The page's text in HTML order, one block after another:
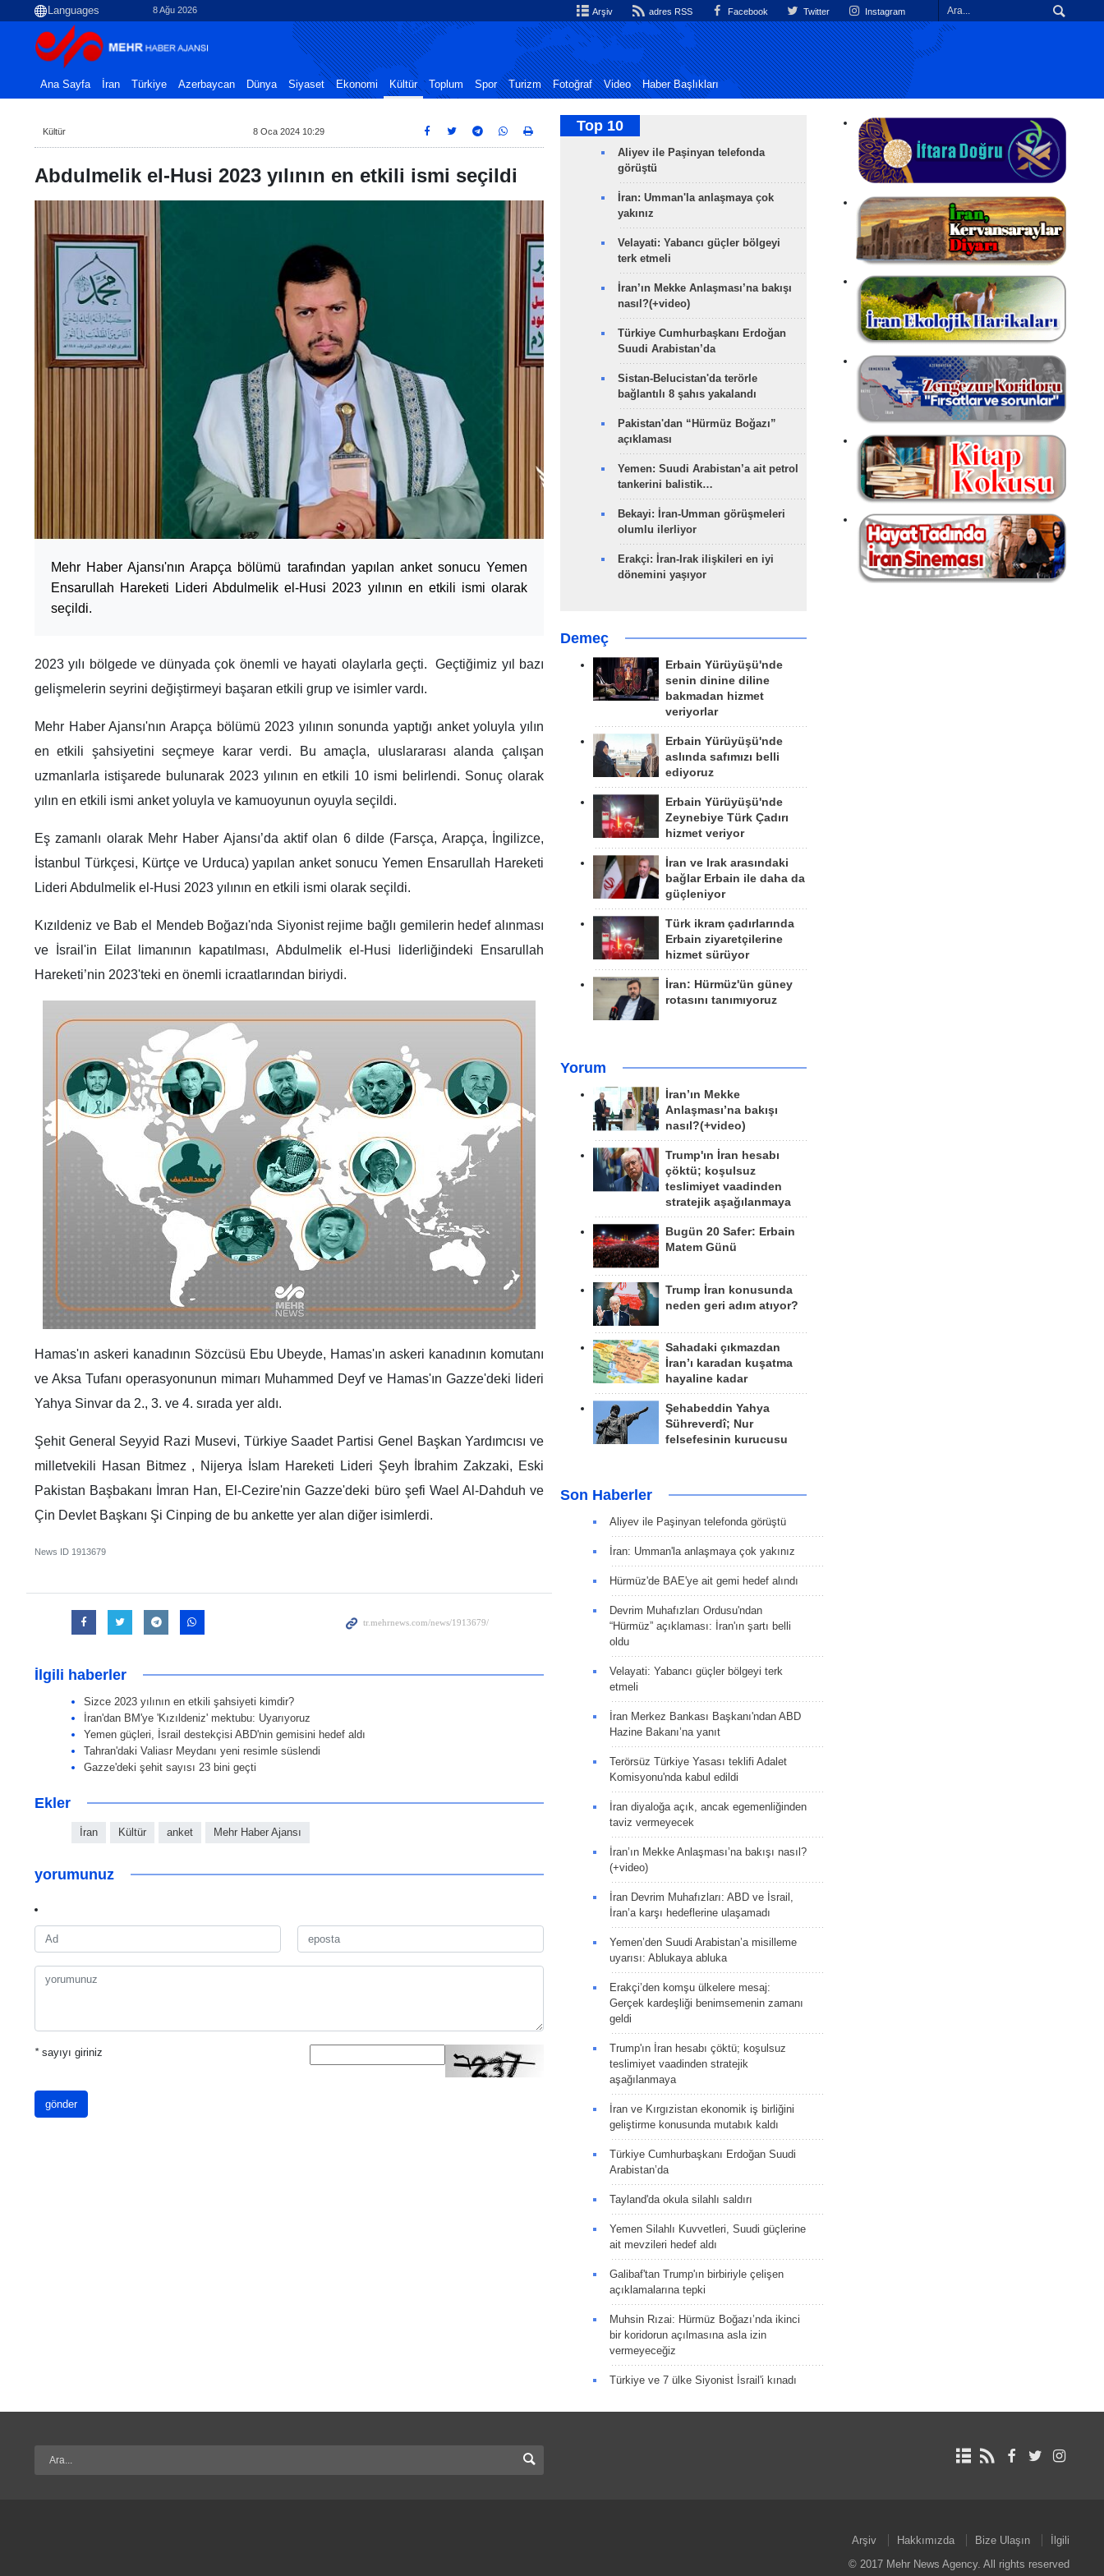
8 Ağu 2026 Arşiv adres RSS Facebook Twitter Instagram
Ana Sayfa İran Türkiye Azerbaycan Dünya Siyaset Ekonomi Kültür Toplum Spor Turizm Fotoğraf Video Haber Başlıkları
Kültür 8 Oca 2024 10:29
Abdulmelik el-Husi 2023 yılının en etkili ismi seçildi
Mehr Haber Ajansı'nın Arapça bölümü tarafından yapılan anket sonucu Yemen
Ensarullah Hareketi Lideri Abdulmelik el-Husi 2023 yılının en etkili ismi olarak
seçildi.
2023 yılı bölgede ve dünyada çok önemli ve hayati olaylarla geçti. Geçtiğimiz yıl bazı
gelişmelerin seyrini değiştirmeyi başaran etkili grup ve isimler vardı.
Mehr Haber Ajansı'nın Arapça bölümü 2023 yılının sonunda yaptığı anket yoluyla yılın
en etkili şahsiyetini seçmeye karar verdi. Bu amaçla, uluslararası alanda çalışan
uzmanlarla istişarede bulunarak 2023 yılının en etkili 10 ismi belirlendi. Sonuç olarak
yılın en etkili ismi anket yoluyla ve kamuoyunun oyuyla seçildi.
Eş zamanlı olarak Mehr Haber Ajansı’da aktif olan 6 dilde (Farsça, Arapça, İngilizce,
İstanbul Türkçesi, Kürtçe ve Urduca) yapılan anket sonucu Yemen Ensarullah Hareketi
Lideri Abdulmelik el-Husi 2023 yılının en etkili ismi olarak seçildi.
Kızıldeniz ve Bab el Mendeb Boğazı'nda Siyonist rejime bağlı gemilerin hedef alınması
ve İsrail'in Eilat limanının kapatılması, Abdulmelik el-Husi liderliğindeki Ensarullah
Hareketi’nin 2023'teki en önemli icraatlarından biriydi.
Hamas'ın askeri kanadının Sözcüsü Ebu Ubeyde, Hamas'ın askeri kanadının komutanı
ve Aksa Tufanı operasyonunun mimarı Muhammed Deyf ve Hamas'ın Gazze'deki lideri
Yahya Sinvar da 2., 3. ve 4. sırada yer aldı.
Şehit General Seyyid Razi Musevi, Türkiye Saadet Partisi Genel Başkan Yardımcısı ve
milletvekili Hasan Bitmez , Nijerya İslam Hareketi Lideri Şeyh İbrahim Zakzaki, Eski
Pakistan Başbakanı İmran Han, El-Cezire'nin Gazze'deki büro şefi Wael Al-Dahduh ve
Çin Devlet Başkanı Şi Cinping de bu ankette yer alan diğer isimlerdi.
News ID 1913679
İlgili haberler
Sizce 2023 yılının en etkili şahsiyeti kimdir?
İran'dan BM'ye 'Kızıldeniz' mektubu: Uyarıyoruz
Yemen güçleri, İsrail destekçisi ABD'nin gemisini hedef aldı
Tahran'daki Valiasr Meydanı yeni resimle süslendi
Gazze'deki şehit sayısı 23 bini geçti
Ekler
İran Kültür anket Mehr Haber Ajansı
yorumunuz
*sayıyı giriniz
gönder
Top 10
Aliyev ile Paşinyan telefonda
görüştü
İran: Umman'la anlaşmaya çok
yakınız
Velayati: Yabancı güçler bölgeyi
terk etmeli
İran’ın Mekke Anlaşması’na bakışı
nasıl?(+video)
Türkiye Cumhurbaşkanı Erdoğan
Suudi Arabistan’da
Sistan-Belucistan'da terörle
bağlantılı 8 şahıs yakalandı
Pakistan'dan “Hürmüz Boğazı”
açıklaması
Yemen: Suudi Arabistan’a ait petrol
tankerini balistik…
Bekayi: İran-Umman görüşmeleri
olumlu ilerliyor
Erakçi: İran-Irak ilişkileri en iyi
dönemini yaşıyor
Demeç
Erbain Yürüyüşü'nde
senin dinine diline
bakmadan hizmet
veriyorlar
Erbain Yürüyüşü'nde
aslında safımızı belli
ediyoruz
Erbain Yürüyüşü'nde
Zeynebiye Türk Çadırı
hizmet veriyor
İran ve Irak arasındaki
bağlar Erbain ile daha da
güçleniyor
Türk ikram çadırlarında
Erbain ziyaretçilerine
hizmet sürüyor
İran: Hürmüz'ün güney
rotasını tanımıyoruz
Yorum
İran’ın Mekke
Anlaşması’na bakışı
nasıl?(+video)
Trump'ın İran hesabı
çöktü; koşulsuz
teslimiyet vaadinden
stratejik aşağılanmaya
Bugün 20 Safer: Erbain
Matem Günü
Trump İran konusunda
neden geri adım atıyor?
Sahadaki çıkmazdan
İran’ı karadan kuşatma
hayaline kadar
Şehabeddin Yahya
Sühreverdî; Nur
felsefesinin kurucusu
Son Haberler
Aliyev ile Paşinyan telefonda görüştü
İran: Umman'la anlaşmaya çok yakınız
Hürmüz'de BAE'ye ait gemi hedef alındı
Devrim Muhafızları Ordusu'ndan
“Hürmüz” açıklaması: İran'ın şartı belli
oldu
Velayati: Yabancı güçler bölgeyi terk
etmeli
İran Merkez Bankası Başkanı'ndan ABD
Hazine Bakanı’na yanıt
Terörsüz Türkiye Yasası teklifi Adalet
Komisyonu'nda kabul edildi
İran diyaloğa açık, ancak egemenliğinden
taviz vermeyecek
İran’ın Mekke Anlaşması’na bakışı nasıl?
(+video)
İran Devrim Muhafızları: ABD ve İsrail,
İran’a karşı hedeflerine ulaşamadı
Yemen’den Suudi Arabistan’a misilleme
uyarısı: Ablukaya abluka
Erakçi’den komşu ülkelere mesaj:
Gerçek kardeşliği benimsemenin zamanı
geldi
Trump'ın İran hesabı çöktü; koşulsuz
teslimiyet vaadinden stratejik
aşağılanmaya
İran ve Kırgızistan ekonomik iş birliğini
geliştirme konusunda mutabık kaldı
Türkiye Cumhurbaşkanı Erdoğan Suudi
Arabistan’da
Tayland'da okula silahlı saldırı
Yemen Silahlı Kuvvetleri, Suudi güçlerine
ait mevzileri hedef aldı
Galibaf'tan Trump'ın birbiriyle çelişen
açıklamalarına tepki
Muhsin Rızai: Hürmüz Boğazı’nda ikinci
bir koridorun açılmasına asla izin
vermeyeceğiz
Türkiye ve 7 ülke Siyonist İsrail'i kınadı
Arşiv Hakkımızda Bize Ulaşın
İlgili
© 2017 Mehr News Agency. All rights reserved